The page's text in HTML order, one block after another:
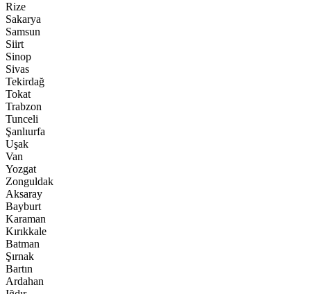
Rize
Sakarya
Samsun
Siirt
Sinop
Sivas
Tekirdağ
Tokat
Trabzon
Tunceli
Şanlıurfa
Uşak
Van
Yozgat
Zonguldak
Aksaray
Bayburt
Karaman
Kırıkkale
Batman
Şırnak
Bartın
Ardahan